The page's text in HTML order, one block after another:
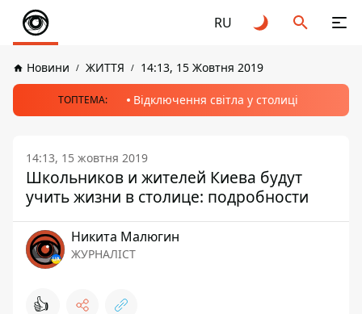
RU
Новини ЖИТТЯ 14:13, 15 Жовтня 2019
ТОПТЕМА: Відключення світла у столиці
14:13, 15 жовтня 2019
Школьников и жителей Киева будут
учить жизни в столице: подробности
Никита Малюгин
ЖУРНАЛІСТ
👍